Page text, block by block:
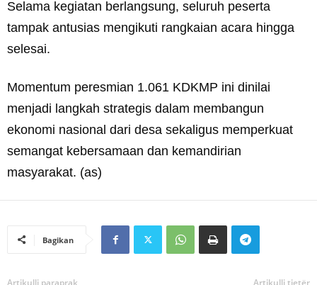
Selama kegiatan berlangsung, seluruh peserta
tampak antusias mengikuti rangkaian acara hingga
selesai.
Momentum peresmian 1.061 KDKMP ini dinilai
menjadi langkah strategis dalam membangun
ekonomi nasional dari desa sekaligus memperkuat
semangat kebersamaan dan kemandirian
masyarakat. (as)
Bagikan
Artikulli paraprak Artikulli tjetër